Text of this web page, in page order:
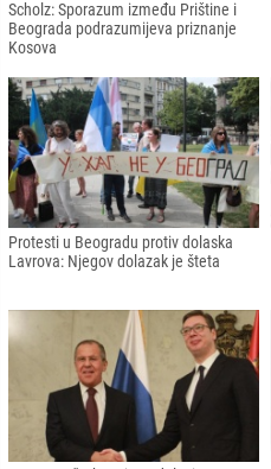
Scholz: Sporazum između Prištine i
Beograda podrazumijeva priznanje
Kosova
Protesti u Beogradu protiv dolaska
Lavrova: Njegov dolazak je šteta